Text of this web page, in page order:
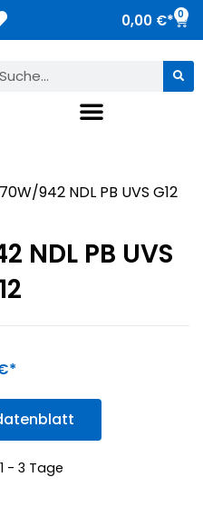
0,00 € 0
942 NDL PB UVS G12
NDL PB UVS
1 - 3 Tage